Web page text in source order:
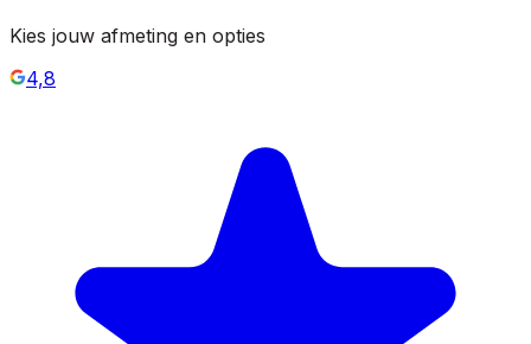
Kies jouw afmeting en opties
4,8